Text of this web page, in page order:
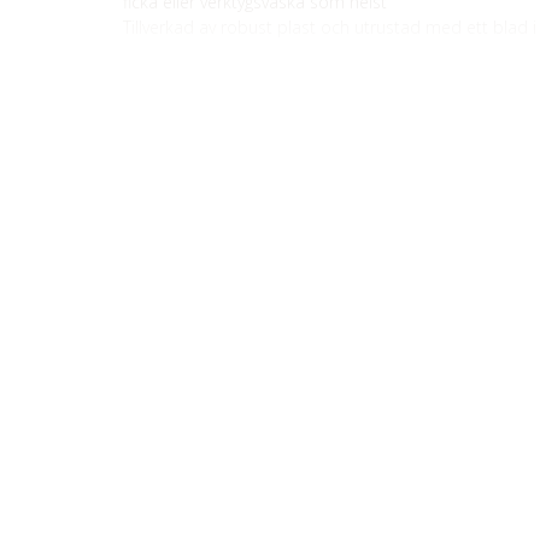
Tillverkad av robust plast och utrustad med ett blad